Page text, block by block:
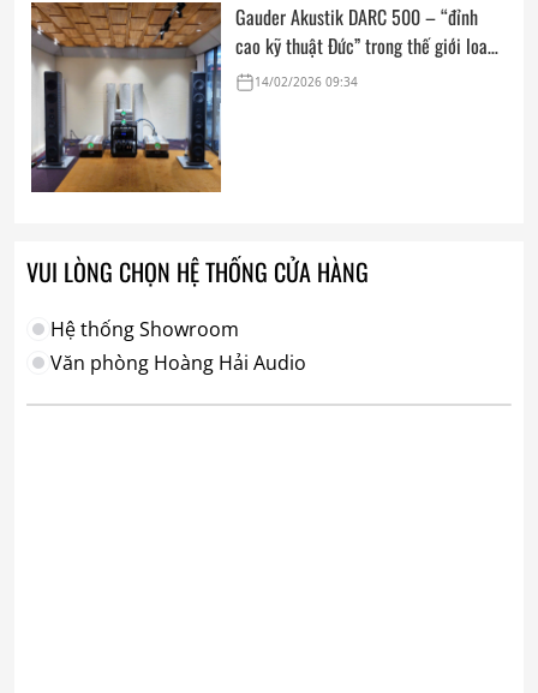
Gauder Akustik DARC 500 – “đỉnh
cao kỹ thuật Đức” trong thế giới loa
hi-end tham chiếu
14/02/2026 09:34
VUI LÒNG CHỌN HỆ THỐNG CỬA HÀNG
Hệ thống Showroom
Văn phòng Hoàng Hải Audio